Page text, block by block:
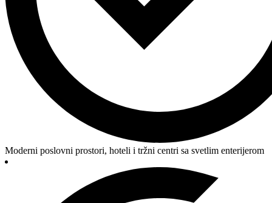
Moderni poslovni prostori, hoteli i tržni centri sa svetlim enterijerom